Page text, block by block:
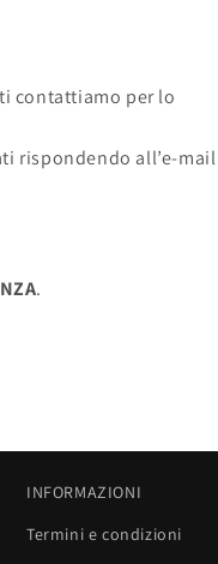
contattiamo per lo
rispondendo all’e-mail
.
INFORMAZIONI
Termini e condizioni